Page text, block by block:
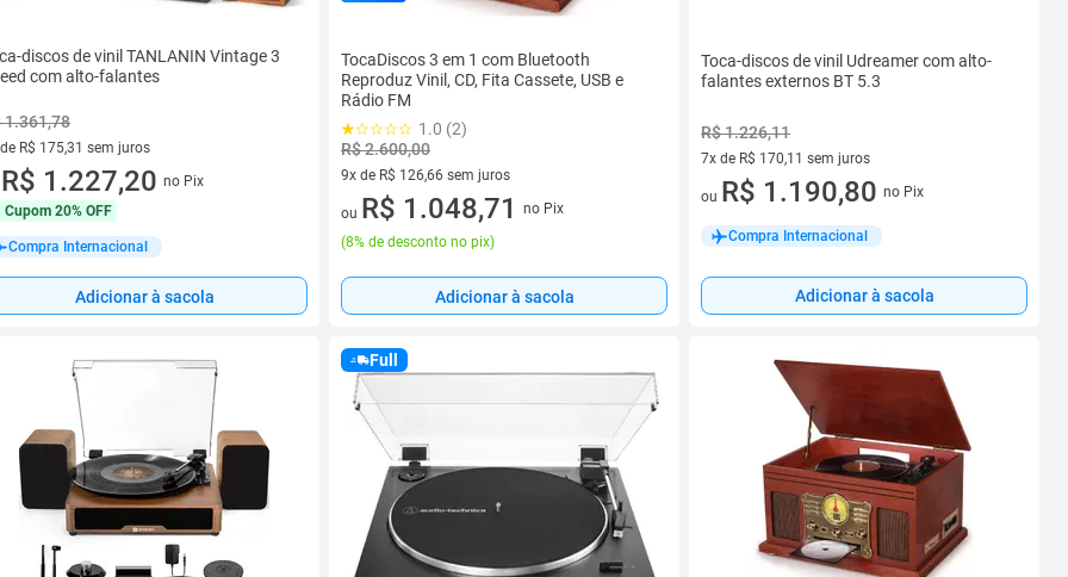
discos de vinil TANLANIN Vintage 3
com alto-falantes
1.361,78
R$ 175,31 sem juros
de R$ 175,31 sem juros
R$ 1.227,20 no Pix
Cupom 20% OFF
Compra Internacional
Adicionar à sacola
TocaDiscos 3 em 1 com Bluetooth
Reproduz Vinil, CD, Fita Cassete, USB e
Rádio FM
1.0 (2)
R$ 2.600,00
9x de R$ 126,66 sem juros
9 vez de R$ 126,66 sem juros
ou R$ 1.048,71
no Pix
(8% de desconto no pix)
Adicionar à sacola
Toca-discos de vinil Udreamer com alto-
falantes externos BT 5.3
R$ 1.226,11
7x de R$ 170,11 sem juros
7 vez de R$ 170,11 sem juros
ou R$ 1.190,80 no Pix
Compra Internacional
Adicionar à sacola
Full